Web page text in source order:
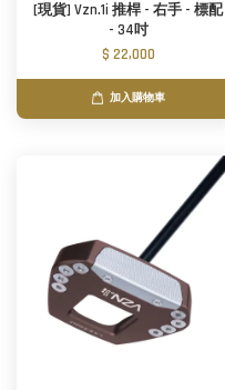
[現貨] Vzn.1i 推桿 - 右手 - 標配
- 34吋
$ 22,000
加入購物車